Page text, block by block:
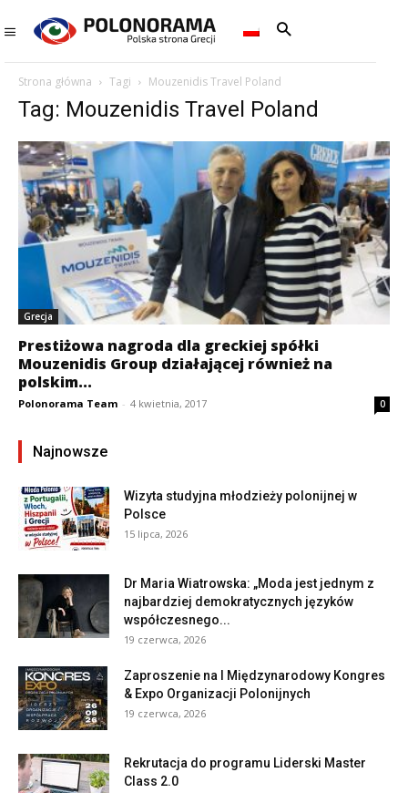
Strona główna Tagi Mouzenidis Travel Poland
Tag: Mouzenidis Travel Poland
Grecja
Prestiżowa nagroda dla greckiej spółki
Mouzenidis Group działającej również na
polskim...
Polonorama Team - 4 kwietnia, 2017 0
Najnowsze
Wizyta studyjna młodzieży polonijnej w
Polsce
15 lipca, 2026
Dr Maria Wiatrowska: „Moda jest jednym z
najbardziej demokratycznych języków
współczesnego...
19 czerwca, 2026
Zaproszenie na I Międzynarodowy Kongres
& Expo Organizacji Polonijnych
19 czerwca, 2026
Rekrutacja do programu Liderski Master
Class 2.0